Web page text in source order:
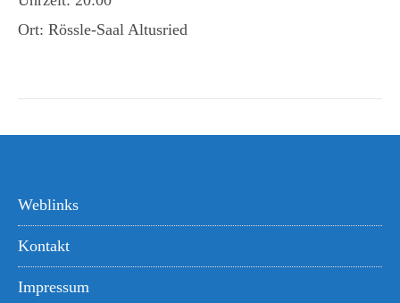
Ort: Rössle-Saal Altusried
Weblinks
Kontakt
Impressum